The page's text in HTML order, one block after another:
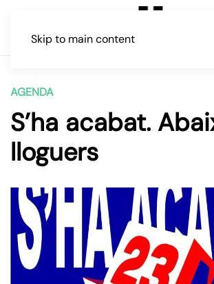
Skip to main content
AGENDA
S’ha acabat.
lloguers